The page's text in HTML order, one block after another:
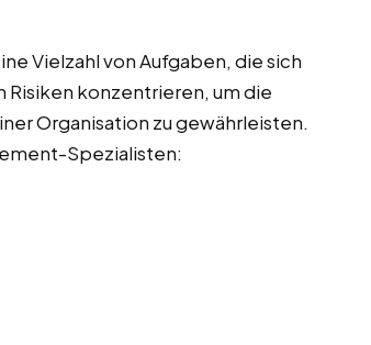
Vielzahl von Aufgaben, die sich
konzentrieren, um die
Organisation zu gewährleisten.
Spezialisten: